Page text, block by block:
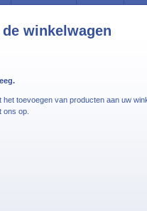
winkelwagen
het toevoegen van producten aan uw
ons op.